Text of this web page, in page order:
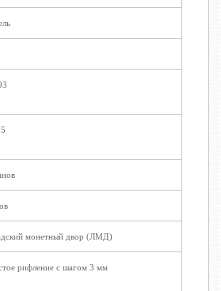
монетный двор (ЛМД)
рифление с шагом 3 мм